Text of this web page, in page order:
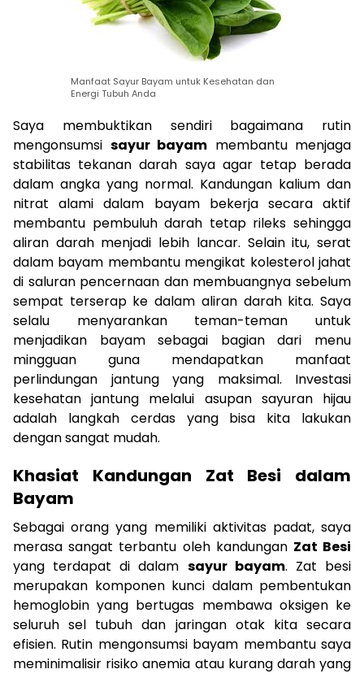
Manfaat Sayur Bayam untuk Kesehatan dan
Energi Tubuh Anda
Saya membuktikan sendiri bagaimana rutin
mengonsumsi sayur bayam membantu menjaga
stabilitas tekanan darah saya agar tetap berada
dalam angka yang normal. Kandungan kalium dan
nitrat alami dalam bayam bekerja secara aktif
membantu pembuluh darah tetap rileks sehingga
aliran darah menjadi lebih lancar. Selain itu, serat
dalam bayam membantu mengikat kolesterol jahat
di saluran pencernaan dan membuangnya sebelum
sempat terserap ke dalam aliran darah kita. Saya
selalu menyarankan teman-teman untuk
menjadikan bayam sebagai bagian dari menu
mingguan guna mendapatkan manfaat
perlindungan jantung yang maksimal. Investasi
kesehatan jantung melalui asupan sayuran hijau
adalah langkah cerdas yang bisa kita lakukan
dengan sangat mudah.
Khasiat Kandungan Zat Besi dalam
Bayam
Sebagai orang yang memiliki aktivitas padat, saya
merasa sangat terbantu oleh kandungan Zat Besi
yang terdapat di dalam sayur bayam. Zat besi
merupakan komponen kunci dalam pembentukan
hemoglobin yang bertugas membawa oksigen ke
seluruh sel tubuh dan jaringan otak kita secara
efisien. Rutin mengonsumsi bayam membantu saya
meminimalisir risiko anemia atau kurang darah yang